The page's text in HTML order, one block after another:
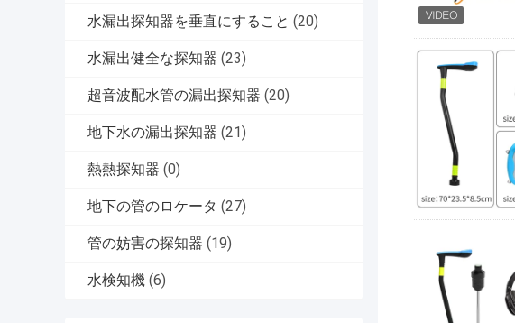
水漏出探知器を垂直にすること (20)
水漏出健全な探知器 (23)
超音波配水管の漏出探知器 (20)
地下水の漏出探知器 (21)
熱熱探知器 (0)
地下の管のロケータ (27)
管の妨害の探知器 (19)
水検知機 (6)